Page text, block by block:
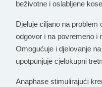
beživotne i oslabljene
Djeluje ciljano na problem
odgovor i na povremeno i
Omogućuje i djelovanje
upotpunjuje cjelokupni
Anaphase stimulirajući